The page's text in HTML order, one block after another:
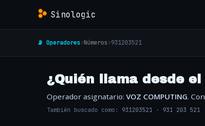
Sinologic
📡 Operadores›Números›931203521
¿Quién llama desde el
Operador asignatario: VOZ COMPUTING.
También buscado como: 931203521 · 931 203 521